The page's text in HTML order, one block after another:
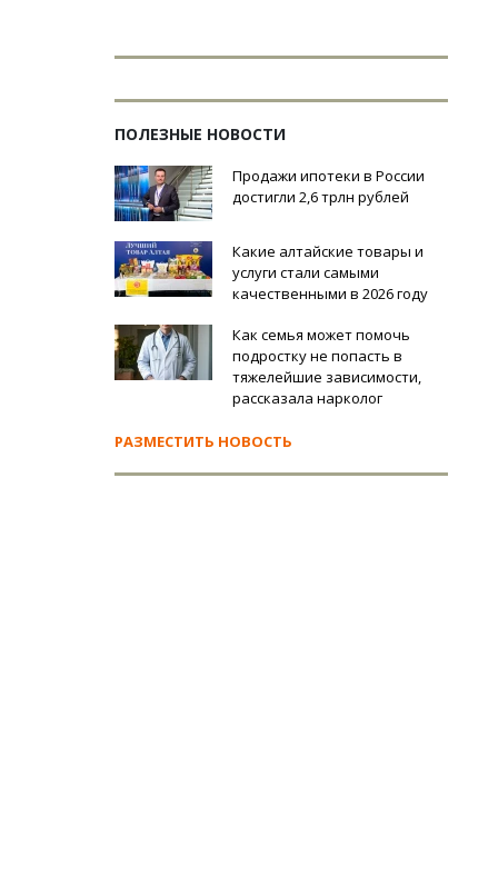
ПОЛЕЗНЫЕ НОВОСТИ
Продажи ипотеки в России
достигли 2,6 трлн рублей
Какие алтайские товары и
услуги стали самыми
качественными в 2026 году
Как семья может помочь
подростку не попасть в
тяжелейшие зависимости,
рассказала нарколог
РАЗМЕСТИТЬ НОВОСТЬ